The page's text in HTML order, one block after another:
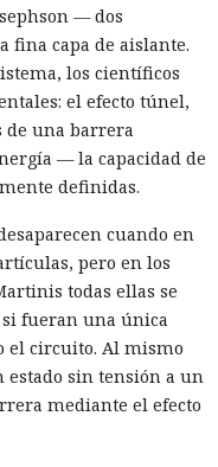
— dos
fina capa de aislante.
los científicos
el efecto túnel,
de una barrera
— la capacidad de
definidas.
cuando en
pero en los
todas ellas se
fueran una única
el circuito. Al mismo
estado sin tensión a un
mediante el efecto